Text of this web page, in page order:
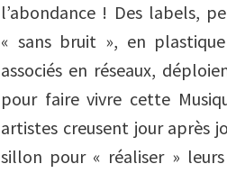
l’abondance ! Des labels,
« sans bruit », en
associés en réseaux,
pour faire vivre cette
artistes creusent jour après
sillon pour « réaliser »